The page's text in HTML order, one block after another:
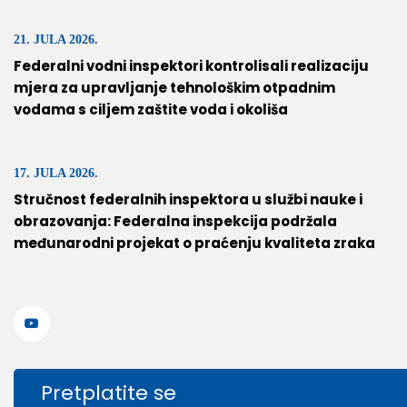
21. JULA 2026.
Federalni vodni inspektori kontrolisali realizaciju
mjera za upravljanje tehnološkim otpadnim
vodama s ciljem zaštite voda i okoliša
17. JULA 2026.
Stručnost federalnih inspektora u službi nauke i
obrazovanja: Federalna inspekcija podržala
međunarodni projekat o praćenju kvaliteta zraka
Pretplatite se